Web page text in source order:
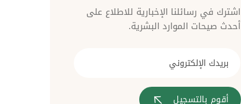
اشترك في رسائلنا الإخبارية للاطلاع على
أحدث صيحات الموارد البشرية.
أقوم بالتسجيل